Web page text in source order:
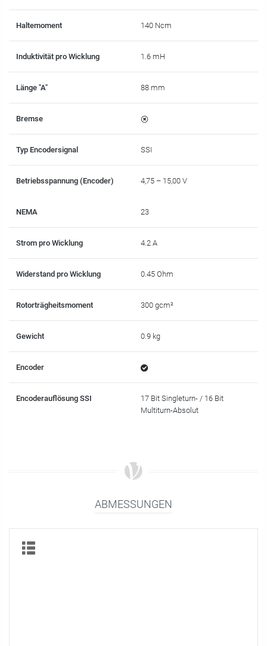
Haltemoment 140 Ncm
Induktivität pro Wicklung 1.6 mH
Länge "A" 88 mm
Bremse
Typ Encodersignal SSI
Betriebsspannung (Encoder) 4,75 – 15,00 V
NEMA 23
Strom pro Wicklung 4.2 A
Widerstand pro Wicklung 0.45 Ohm
Rotorträgheitsmoment 300 gcm²
Gewicht 0.9 kg
Encoder
Encoderauflösung SSI
17 Bit Singleturn- / 16 Bit
Multiturn-Absolut
ABMESSUNGEN